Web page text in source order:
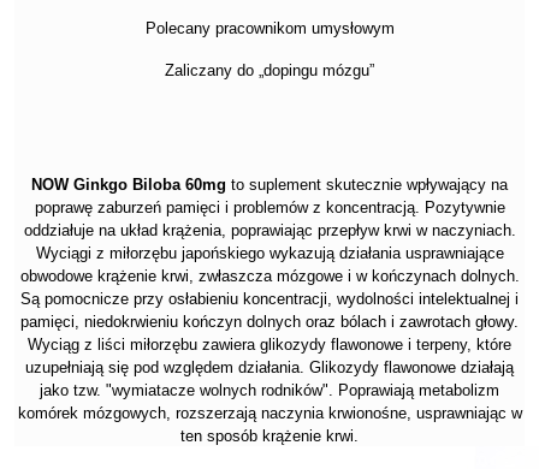
Polecany pracownikom umysłowym
Zaliczany do „dopingu mózgu”
NOW Ginkgo Biloba 60mg to suplement skutecznie wpływający na
poprawę zaburzeń pamięci i problemów z koncentracją. Pozytywnie
oddziałuje na układ krążenia, poprawiając przepływ krwi w naczyniach.
Wyciągi z miłorzębu japońskiego wykazują działania usprawniające
obwodowe krążenie krwi, zwłaszcza mózgowe i w kończynach dolnych.
Są pomocnicze przy osłabieniu koncentracji, wydolności intelektualnej i
pamięci, niedokrwieniu kończyn dolnych oraz bólach i zawrotach głowy.
Wyciąg z liści miłorzębu zawiera glikozydy flawonowe i terpeny, które
uzupełniają się pod względem działania. Glikozydy flawonowe działają
jako tzw. "wymiatacze wolnych rodników". Poprawiają metabolizm
komórek mózgowych, rozszerzają naczynia krwionośne, usprawniając w
ten sposób krążenie krwi.